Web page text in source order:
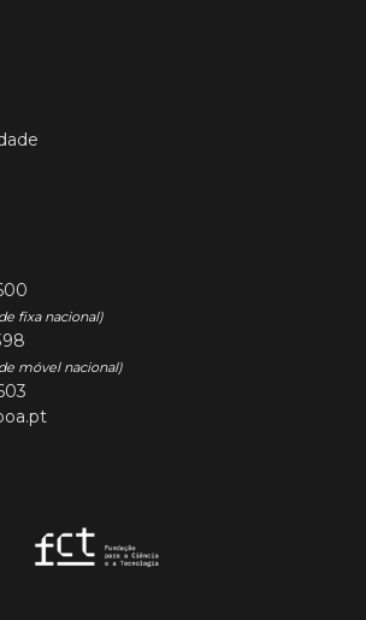
fixa nacional)
móvel nacional)